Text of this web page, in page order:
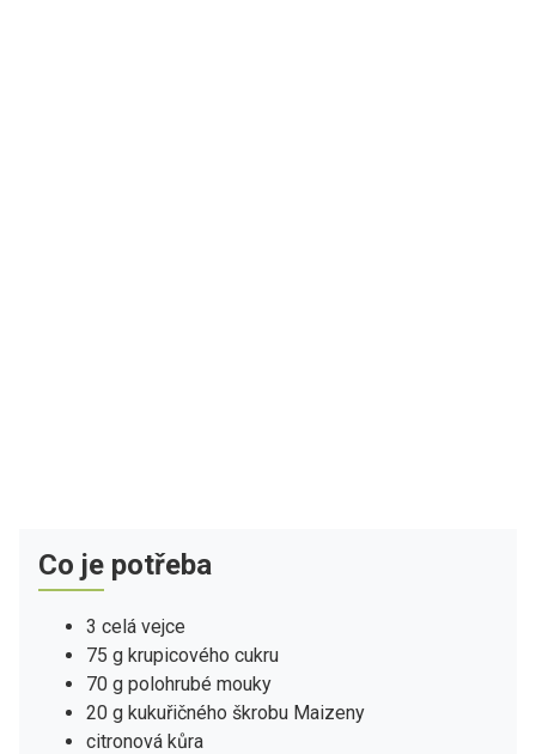
Co je potřeba
3 celá vejce
75 g krupicového cukru
70 g polohrubé mouky
20 g kukuřičného škrobu Maizeny
citronová kůra